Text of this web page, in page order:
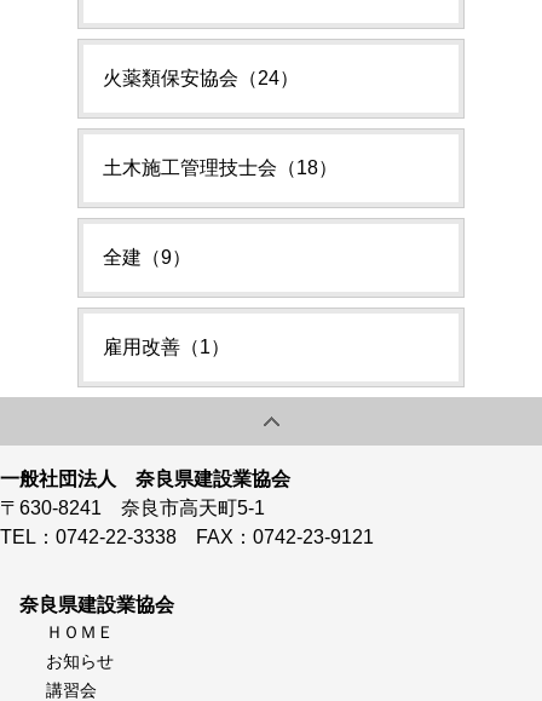
火薬類保安協会（24）
土木施工管理技士会（18）
全建（9）
雇用改善（1）
一般社団法人 奈良県建設業協会
〒630-8241 奈良市高天町5-1
TEL：0742-22-3338 FAX：0742-23-9121
奈良県建設業協会
ＨＯＭＥ
お知らせ
講習会